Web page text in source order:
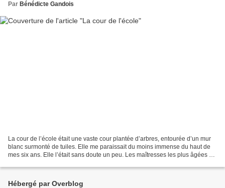
Par Bénédicte Gandois
La cour de l’école était une vaste cour plantée d’arbres, entourée d’un mur
blanc surmonté de tuiles. Elle me paraissait du moins immense du haut de
mes six ans. Elle l’était sans doute un peu. Les maîtresses les plus âgées de
Hébergé par Overblog